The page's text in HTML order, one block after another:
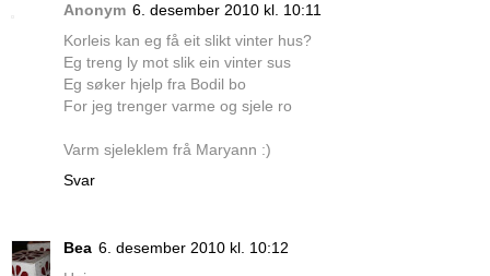
Anonym 6. desember 2010 kl. 10:11
Korleis kan eg få eit slikt vinter hus?
Eg treng ly mot slik ein vinter sus
Eg søker hjelp fra Bodil bo
For jeg trenger varme og sjele ro
Varm sjeleklem frå Maryann :)
Svar
Bea 6. desember 2010 kl. 10:12